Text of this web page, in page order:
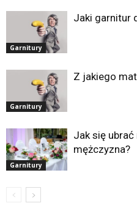
Garnitury
Jaki garnitur
Garnitury
Z jakiego
Garnitury
Jak się
mężczyzna?